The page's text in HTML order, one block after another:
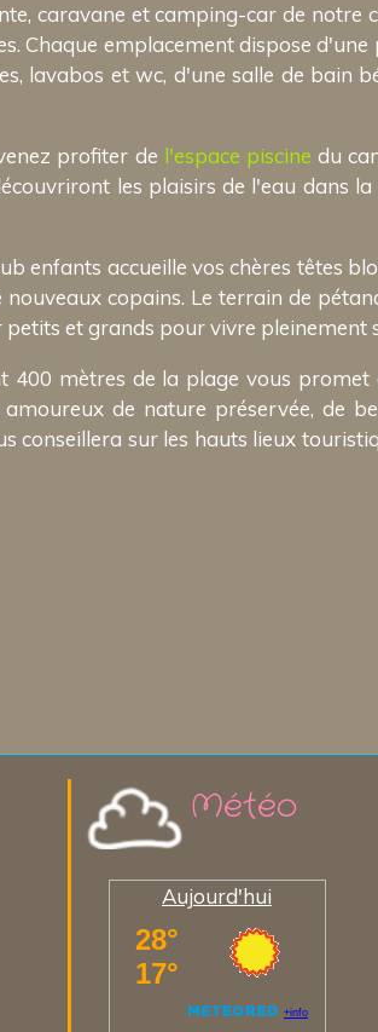
caravane et camping-car de notre
Chaque emplacement dispose
lavabos et wc, d'une salle de bain
profiter de l'espace piscine du
les plaisirs de l'eau dans
enfants accueille vos chères têtes
copains. Le terrain de
petits et grands pour vivre pleinement
mètres de la plage vous
de nature préservée, de
conseillera sur les hauts lieux
Météo
Aujourd'hui